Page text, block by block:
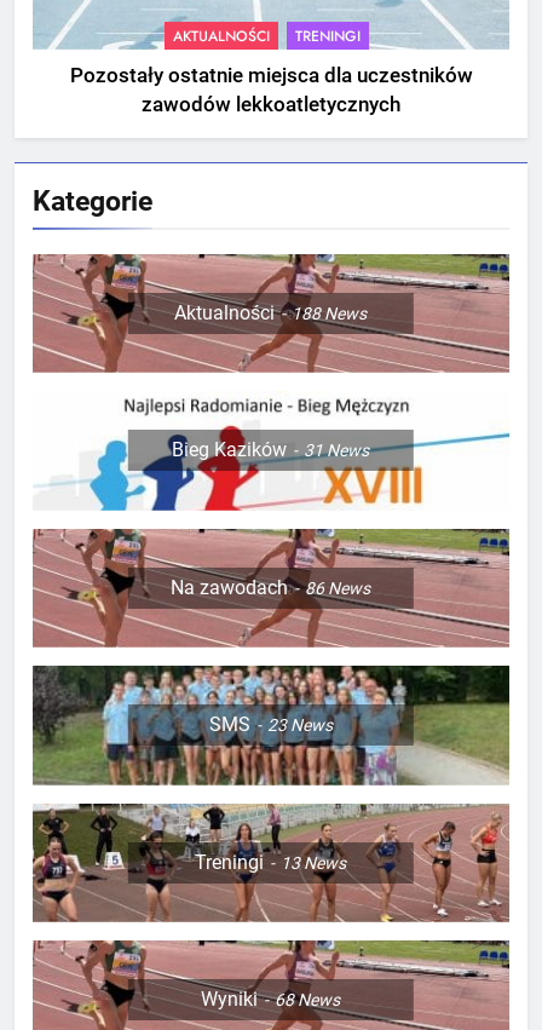
AKTUALNOŚCI TRENINGI
Pozostały ostatnie miejsca dla uczestników
zawodów lekkoatletycznych
Kategorie
Aktualności 188News
Bieg Kazików 31News
Na zawodach 86News
SMS 23News
Treningi 13News
Wyniki 68News